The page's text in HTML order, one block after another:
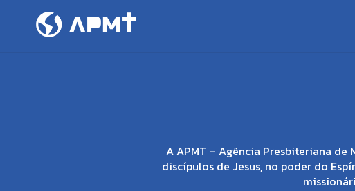
A APMT – Agência Presbiteriana
discípulos de Jesus, no poder do